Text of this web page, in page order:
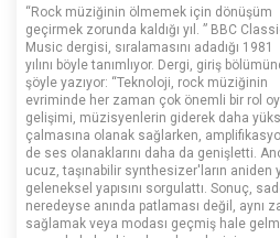
“Rock müziğinin ölmemek için dönüşüm
geçirmek zorunda kaldığı yıl. ” BBC
Music dergisi, sıralamasını adadığı 1981
yılını böyle tanımlıyor. Dergi, giriş
şöyle yazıyor: “Teknoloji, rock müziğinin
evriminde her zaman çok önemli bir rol
gelişimi, müzisyenlerin giderek daha
çalmasına olanak sağlarken,
de ses olanaklarını daha da genişletti.
ucuz, taşınabilir synthesizer'ların aniden
geleneksel yapısını sorgulattı. Sonuç,
neredeyse anında patlaması değil, aynı
sağlamak veya modası geçmiş hale